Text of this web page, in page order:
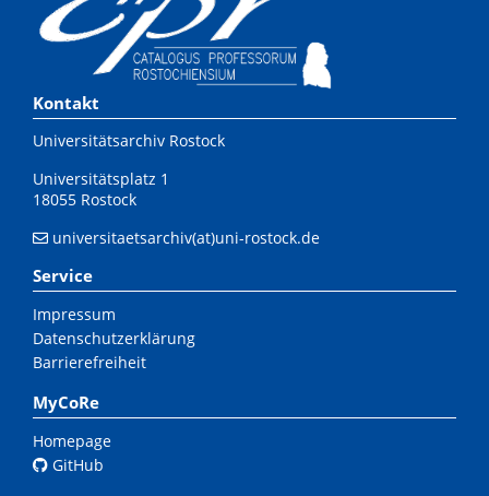
Kontakt
Universitätsarchiv Rostock
Universitätsplatz 1
18055 Rostock
universitaetsarchiv(at)uni-rostock.de
Service
Impressum
Datenschutzerklärung
Barrierefreiheit
MyCoRe
Homepage
GitHub